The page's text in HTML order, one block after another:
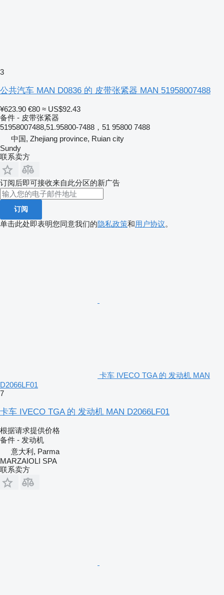
3
公共汽车 MAN D0836 的 皮带张紧器 MAN 51958007488
¥623.90 €80 ≈ US$92.43
备件 - 皮带张紧器
51958007488,51.95800-7488，51 95800 7488
中国, Zhejiang province, Ruian city
Sundy
联系卖方
订阅后即可接收来自此分区的新广告
订阅
单击此处即表明您同意我们的隐私政策和用户协议。
卡车 IVECO TGA 的 发动机 MAN
D2066LF01
7
卡车 IVECO TGA 的 发动机 MAN D2066LF01
根据请求提供价格
备件 - 发动机
意大利, Parma
MARZAIOLI SPA
联系卖方